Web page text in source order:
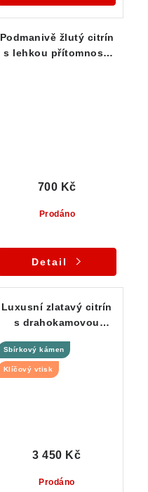
Podmanivě žlutý citrín
s lehkou přítomností
Prodáno
700 Kč
Detail
Luxusní zlatavý citrín
s drahokamovou
krystalu
Sbírkový kámen
Klíčový vtisk
Prodáno
3 450 Kč